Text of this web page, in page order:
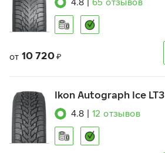
4.8 65 отзывов
от 10 720 ₽
Ikon Autograph Ice LT3
4.8 12 отзывов